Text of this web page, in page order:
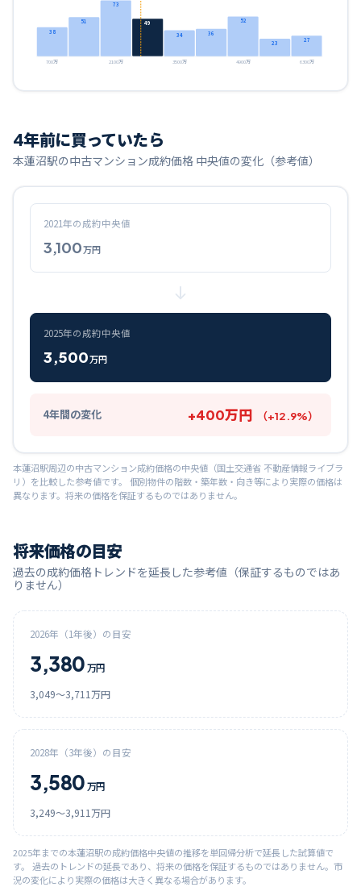
38
51
73
49
34
36
52
23 27
700万 2100万 3500万 4900万 6300万
4年前に買っていたら
本蓮沼駅の中古マンション成約価格 中央値の変化（参考値）
2021年の成約中央値
3,100万円
2025年の成約中央値
3,500万円
4年間の変化 +400万円 （+12.9%）
本蓮沼駅周辺の中古マンション成約価格の中央値（国土交通省 不動産情報ライブラ
リ）を比較した参考値です。 個別物件の階数・築年数・向き等により実際の価格は
異なります。将来の価格を保証するものではありません。
将来価格の目安
過去の成約価格トレンドを延長した参考値（保証するものではあ
りません）
2026年（1年後）の目安
3,380 万円
3,049〜3,711 万円
2028年（3年後）の目安
3,580 万円
3,249〜3,911 万円
2025年までの本蓮沼駅の成約価格中央値の推移を単回帰分析で延長した試算値で
す。 過去のトレンドの延長であり、将来の価格を保証するものではありません。市
況の変化により実際の価格は大きく異なる場合があります。